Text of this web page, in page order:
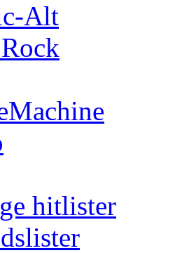
Alt
hitlister